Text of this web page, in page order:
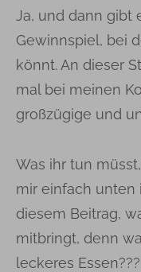
Ja, und dann gibt
Gewinnspiel, bei
könnt. An dieser
mal bei meinen
großzügige und
Was ihr tun
mir einfach unten
diesem Beitrag,
mitbringt, denn
leckeres